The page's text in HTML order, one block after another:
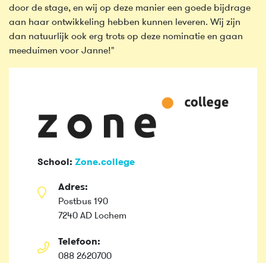
door de stage, en wij op deze manier een goede bijdrage
aan haar ontwikkeling hebben kunnen leveren. Wij zijn
dan natuurlijk ook erg trots op deze nominatie en gaan
meeduimen voor Janne!"
School: Zone.college
Adres:
Postbus 190
7240 AD Lochem
Telefoon:
088 2620700